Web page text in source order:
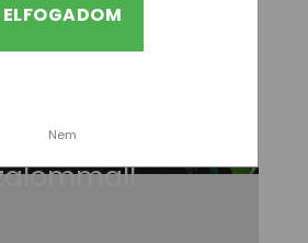
ELFOGADOM
Nemminket